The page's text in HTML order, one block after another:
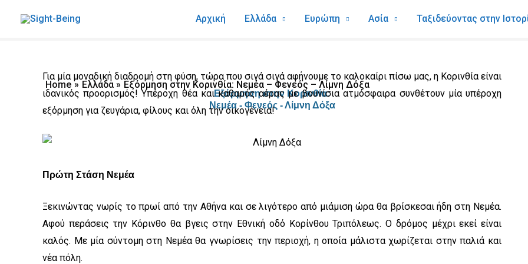
Αρχική Ελλάδα Ευρώπη Ασία Ταξιδεύοντας στην
Home Ελλάδα Εξόρμηση στην Κορινθία: Νεμέα – Φενεός – Λίμνη Δόξα
Εξόρμηση στην Κορινθία:
Νεμέα - Φενεός - Λίμνη Δόξα
Για μία μοναδική διαδρομή στη φύση, τώρα που σιγά σιγά αφήνουμε το καλοκαίρι πίσω μας, η Κορινθία είναι
ιδανικός προορισμός! Υπέροχη θέα και καθαρός αέρας με βουνίσια ατμόσφαιρα συνθέτουν μία υπέροχη
εξόρμηση για ζευγάρια, φίλους και όλη την οικογένεια!
Πρώτη Στάση Νεμέα
Ξεκινώντας νωρίς το πρωί από την Αθήνα και σε λιγότερο από μιάμιση ώρα θα βρίσκεσαι ήδη στη Νεμέα.
Αφού περάσεις την Κόρινθο θα βγεις στην Εθνική οδό Κορίνθου Τριπόλεως. Ο δρόμος μέχρι εκεί είναι
καλός. Με μία σύντομη στη Νεμέα θα γνωρίσεις την περιοχή, η οποία μάλιστα χωρίζεται στην παλιά και
νέα πόλη.